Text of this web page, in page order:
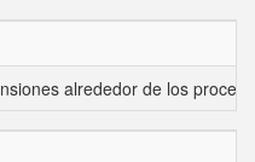
alrededor de los